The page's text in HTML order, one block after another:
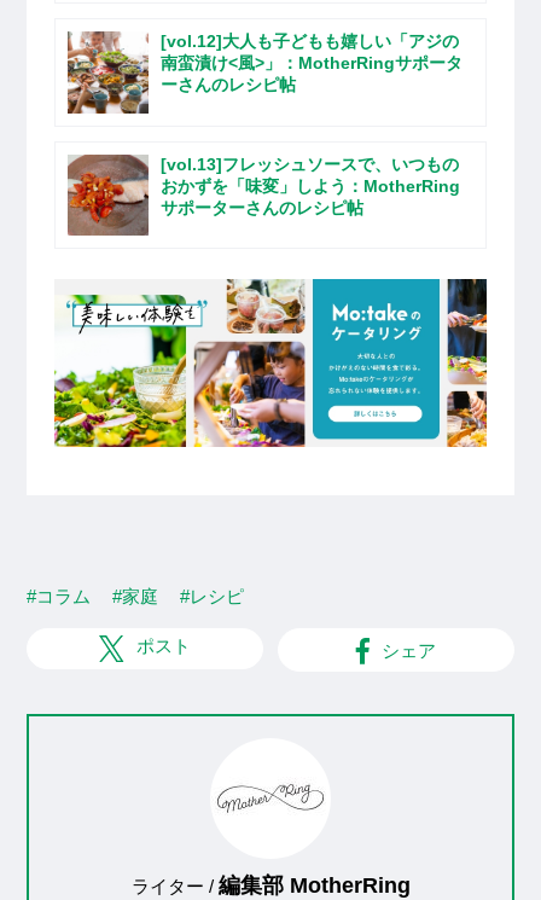
[vol.12]大人も子どもも嬉しい「アジの
南蛮漬け<風>」：MotherRingサポータ
ーさんのレシピ帖
[vol.13]フレッシュソースで、いつもの
おかずを「味変」しよう：MotherRing
サポーターさんのレシピ帖
#コラム #家庭 #レシピ
ポスト シェア
ライター / 編集部 MotherRing